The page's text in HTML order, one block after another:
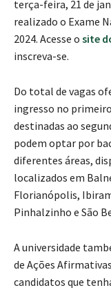
terça-feira, 21 de
realizado o Exame
2024. Acesse o site
inscreva-se.
Do total de vagas
ingresso no
destinadas ao
podem optar por
diferentes áreas,
localizados em
Florianópolis,
Pinhalzinho e São
A universidade
de Ações
candidatos que